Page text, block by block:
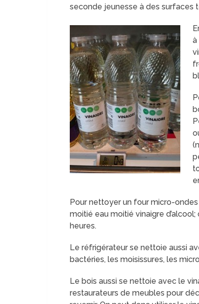
seconde jeunesse à des surfaces
à
Pour nettoyer un four micro-ondes
moitié eau moitié vinaigre
heures.
Le réfrigérateur se nettoie aussi
bactéries, les moisissures, les
Le bois aussi se nettoie avec le
restaurateurs de meubles pour